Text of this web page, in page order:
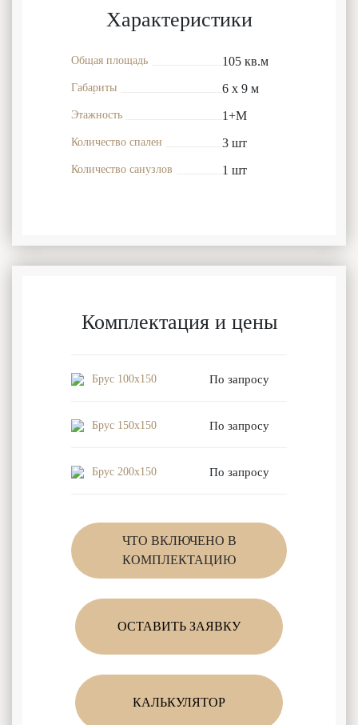
Характеристики
Общая площадь 105 кв.м
Габариты 6 x 9 м
Этажность 1+М
Количество спален 3 шт
Количество санузлов 1 шт
Комплектация и цены
Брус 100x150 По запросу
Брус 150x150 По запросу
Брус 200x150 По запросу
ЧТО ВКЛЮЧЕНО В
КОМПЛЕКТАЦИЮ
ОСТАВИТЬ ЗАЯВКУ
КАЛЬКУЛЯТОР